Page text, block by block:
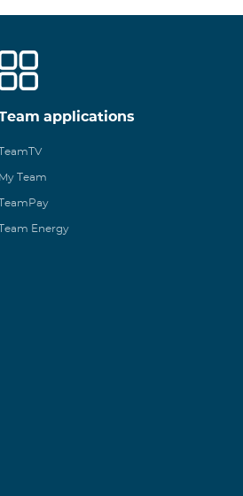
applications
Team
Energy